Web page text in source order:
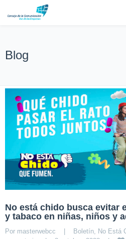
Blog
No está chido busca evitar
y tabaco en niñas, niños y
Por masterwebcc | Boletín No Está